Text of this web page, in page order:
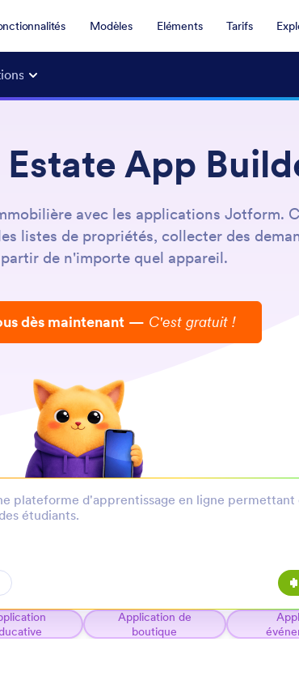
Modèles Eléments Tarifs
Estate App
avec les applications Jotform.
listes de propriétés, collecter des
de n'importe quel appareil.
dès maintenant— C'est gratuit !
Application de
boutique